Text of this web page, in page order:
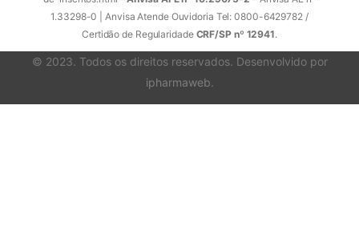
1.33298-0 | Anvisa Atende Ouvidoria Tel: 0800-6429782 /
Certidão de Regularidade CRF/SP nº 12941.
© 2023. Todos os direitos reservados. Desenvolvido por
ipharmaweb.